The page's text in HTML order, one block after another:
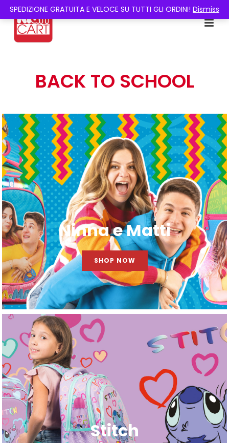
SPEDIZIONE GRATUITA E VELOCE SU TUTTI GLI ORDINI! Dismiss
BACK TO SCHOOL
Ninna e Matti
SHOP NOW
Stitch